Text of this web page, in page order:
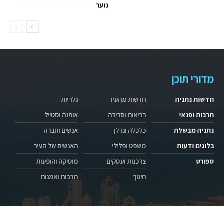
נוער
מדורי תוכן
חדשות נתניה
תרבות ופנאי
נתניה מבשלת
בלוגים ודעות
ספורט
חדשות מהעיר
בריאות וסביבה
כלכלה ונדלן
משפט ופלילי
צרכנות ועסקים
חינוך
גלריות
אופנה וסטייל
אנשים וחברה
האנשים של העיר
מוסיקה והופעות
תרבות ואמנות